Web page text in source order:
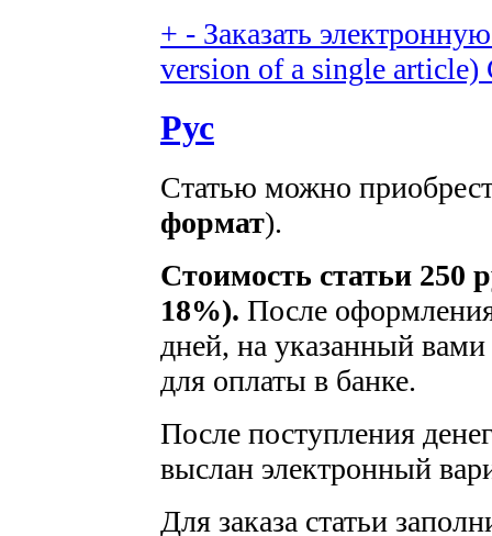
+ - Заказать
version of a single article)
Рус
Статью можно
формат).
Стоимость статьи 250
18%). После оформления
дней, на указанный
для оплаты в банке.
После поступления
выслан электронный
Для заказа статьи